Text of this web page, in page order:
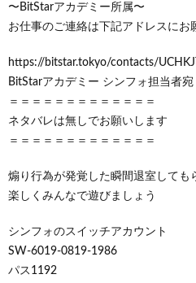
〜BitStarアカデミー所属〜
お仕事のご連絡は下記アドレスにお
https://bitstar.tokyo/contacts/
BitStarアカデミー シンフォ担当者宛
＝＝＝＝＝＝＝＝＝＝＝＝＝
ネタバレは無しでお願いします
＝＝＝＝＝＝＝＝＝＝＝＝＝
煽り行為が発覚した瞬間退室しても
楽しくみんなで遊びましょう
シンフォのスイッチアカウント
​SW-6019-0819-1986
パス1192